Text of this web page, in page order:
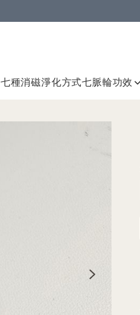
七種消磁淨化方式七脈輪功效